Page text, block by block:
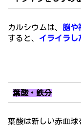
カルシウムは、 脳や
すると、 イライラし
葉酸・鉄分
葉酸は新しい赤血球